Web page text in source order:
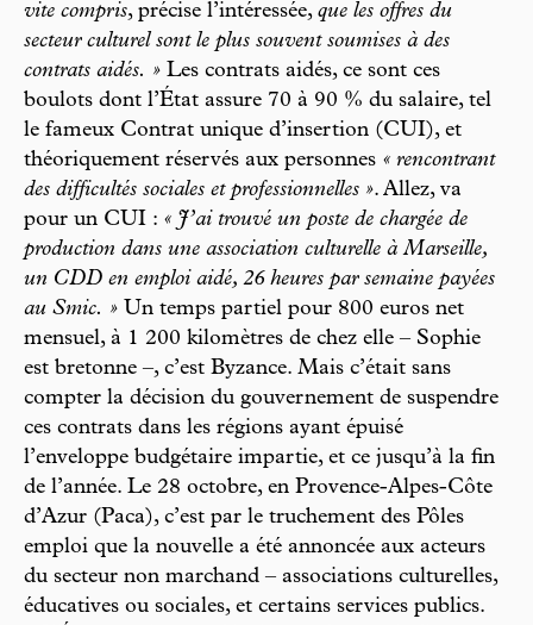
vite compris, précise l’intéressée, que les offres du
secteur culturel sont le plus souvent soumises à des
contrats aidés. » Les contrats aidés, ce sont ces
boulots dont l’État assure 70 à 90 % du salaire, tel
le fameux Contrat unique d’insertion (CUI), et
théoriquement réservés aux personnes « rencontrant
des difficultés sociales et professionnelles ». Allez, va
pour un CUI : « J’ai trouvé un poste de chargée de
production dans une association culturelle à Marseille,
un CDD en emploi aidé, 26 heures par semaine payées
au Smic. » Un temps partiel pour 800 euros net
mensuel, à 1 200 kilomètres de chez elle – Sophie
est bretonne –, c’est Byzance. Mais c’était sans
compter la décision du gouvernement de suspendre
ces contrats dans les régions ayant épuisé
l’enveloppe budgétaire impartie, et ce jusqu’à la fin
de l’année. Le 28 octobre, en Provence-Alpes-Côte
d’Azur (Paca), c’est par le truchement des Pôles
emploi que la nouvelle a été annoncée aux acteurs
du secteur non marchand – associations culturelles,
éducatives ou sociales, et certains services publics.